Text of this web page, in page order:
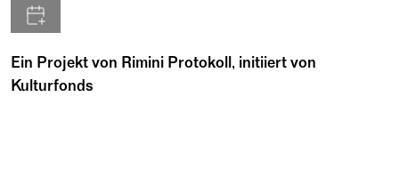
Ein Projekt von Rimini Protokoll, initiiert von
Kulturfonds